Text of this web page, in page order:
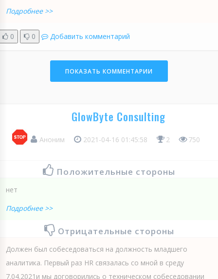
Подробнее >>
0 0 Добавить комментарий
ПОКАЗАТЬ КОММЕНТАРИИ
GlowByte Consulting
Аноним 2021-04-16 01:45:58 2 750
Положительные стороны
нет
Подробнее >>
Отрицательные стороны
Должен был собеседоваться на должность младшего
аналитика. Первый раз HR связалась со мной в среду
7.04.2021и мы договорились о техническом собеседовании